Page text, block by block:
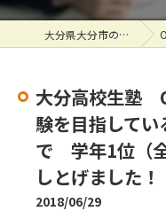
大分県大分市の塾なら大学受験専門塾 代ゼミサテライン予備校O.N.K ONK掲示板
大分高校生塾
験を目指して
で 学年1位（
しとげました！
2018/06/29